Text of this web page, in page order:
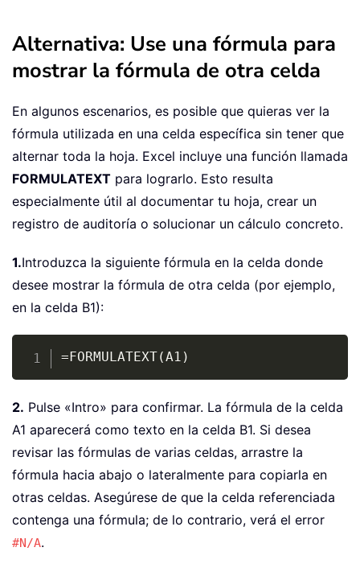
Alternativa: Use una fórmula para
mostrar la fórmula de otra celda
En algunos escenarios, es posible que quieras ver la
fórmula utilizada en una celda específica sin tener que
alternar toda la hoja. Excel incluye una función llamada
FORMULATEXT para lograrlo. Esto resulta
especialmente útil al documentar tu hoja, crear un
registro de auditoría o solucionar un cálculo concreto.
1.Introduzca la siguiente fórmula en la celda donde
desee mostrar la fórmula de otra celda (por ejemplo,
en la celda B1):
=FORMULATEXT(A1)
2. Pulse «Intro» para confirmar. La fórmula de la celda
A1 aparecerá como texto en la celda B1. Si desea
revisar las fórmulas de varias celdas, arrastre la
fórmula hacia abajo o lateralmente para copiarla en
otras celdas. Asegúrese de que la celda referenciada
contenga una fórmula; de lo contrario, verá el error
#N/A.